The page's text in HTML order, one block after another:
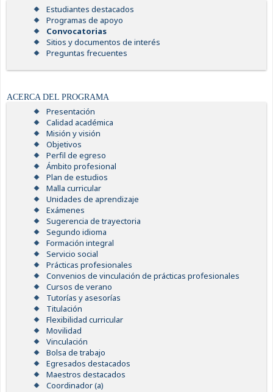
Estudiantes destacados
Programas de apoyo
Convocatorias
Sitios y documentos de interés
Preguntas frecuentes
ACERCA DEL PROGRAMA
Presentación
Calidad académica
Misión y visión
Objetivos
Perfil de egreso
Ámbito profesional
Plan de estudios
Malla curricular
Unidades de aprendizaje
Exámenes
Sugerencia de trayectoria
Segundo idioma
Formación integral
Servicio social
Prácticas profesionales
Convenios de vinculación de prácticas profesionales
Cursos de verano
Tutorías y asesorías
Titulación
Flexibilidad curricular
Movilidad
Vinculación
Bolsa de trabajo
Egresados destacados
Maestros destacados
Coordinador (a)